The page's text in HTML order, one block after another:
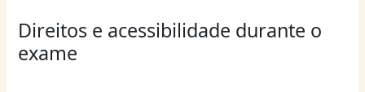
Direitos e acessibilidade durante o
exame